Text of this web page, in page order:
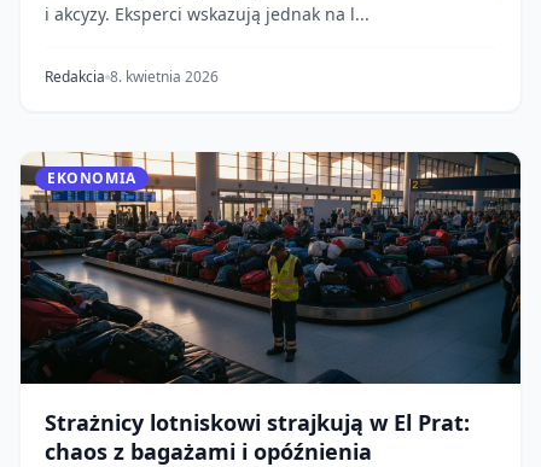
i akcyzy. Eksperci wskazują jednak na l...
Redakcia 8. kwietnia 2026
EKONOMIA
Strażnicy lotniskowi strajkują w El Prat:
chaos z bagażami i opóźnienia